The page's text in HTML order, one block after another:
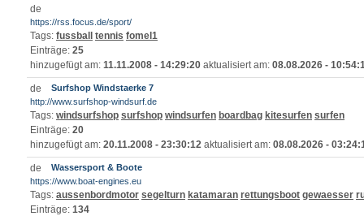
https://rss.focus.de/sport/
Tags: fussball tennis fomel1
Einträge: 25
hinzugefügt am: 11.11.2008 - 14:29:20 aktualisiert am: 08.08.2026 -
Surfshop Windstaerke 7
http://www.surfshop-windsurf.de
Tags: windsurfshop surfshop windsurfen boardbag kitesurfen surfen
Einträge: 20
hinzugefügt am: 20.11.2008 - 23:30:12 aktualisiert am: 08.08.2026 -
Wassersport & Boote
https://www.boat-engines.eu
Tags: aussenbordmotor segelturn katamaran rettungsboot gewaesser
Einträge: 134